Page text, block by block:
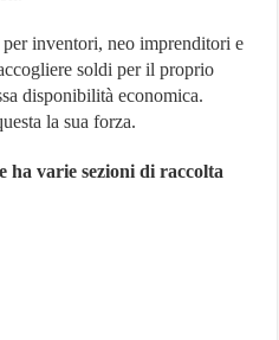
inventori, neo imprenditori e
soldi per il proprio
disponibilità economica.
la sua forza.
ha varie sezioni di raccolta